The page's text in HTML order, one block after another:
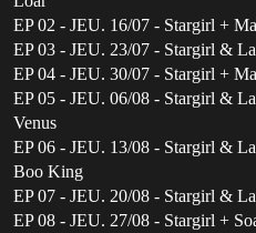
EP 02 - JEU. 16/07 - Stargirl +
EP 03 - JEU. 23/07 - Stargirl &
EP 04 - JEU. 30/07 - Stargirl +
EP 05 - JEU. 06/08 - Stargirl &
Venus
EP 06 - JEU. 13/08 - Stargirl &
Boo King
EP 07 - JEU. 20/08 - Stargirl &
EP 08 - JEU. 27/08 - Stargirl +